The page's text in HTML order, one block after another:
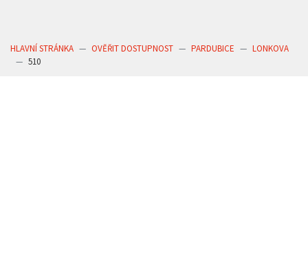
HLAVNÍ STRÁNKA OVĚŘIT DOSTUPNOST PARDUBICE
LONKOVA
510